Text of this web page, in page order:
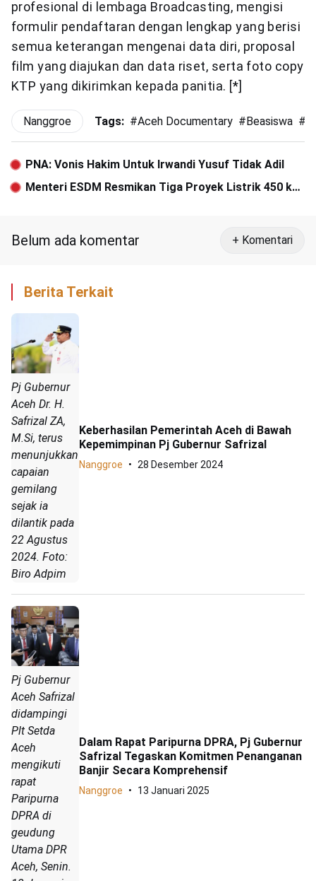
profesional di lembaga Broadcasting, mengisi
formulir pendaftaran dengan lengkap yang berisi
semua keterangan mengenai data diri, proposal
film yang diajukan dan data riset, serta foto copy
KTP yang dikirimkan kepada panitia. [*]
Nanggroe Tags: #Aceh Documentary #Beasiswa #
PNA: Vonis Hakim Untuk Irwandi Yusuf Tidak Adil
Menteri ESDM Resmikan Tiga Proyek Listrik 450 kV
Belum ada komentar + Komentari
Berita Terkait
Pj Gubernur
Aceh Dr. H.
Safrizal ZA,
M.Si, terus
menunjukkan
capaian
gemilang
sejak ia
dilantik pada
22 Agustus
2024. Foto:
Biro Adpim
Keberhasilan Pemerintah Aceh di Bawah
Kepemimpinan Pj Gubernur Safrizal
Nanggroe 28 Desember 2024
Pj Gubernur
Aceh Safrizal
didampingi
Plt Setda
Aceh
mengikuti
rapat
Paripurna
DPRA di
geudung
Utama DPR
Aceh, Senin.
Dalam Rapat Paripurna DPRA, Pj Gubernur
Safrizal Tegaskan Komitmen Penanganan
Banjir Secara Komprehensif
Nanggroe 13 Januari 2025